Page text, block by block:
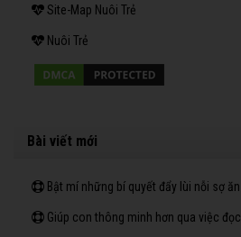
Site-Map Nuôi Trẻ
Nuôi Trẻ
Bài viết mới
Bật mí những bí quyết đẩy lùi nỗi sợ
Giúp con thông minh hơn qua việc